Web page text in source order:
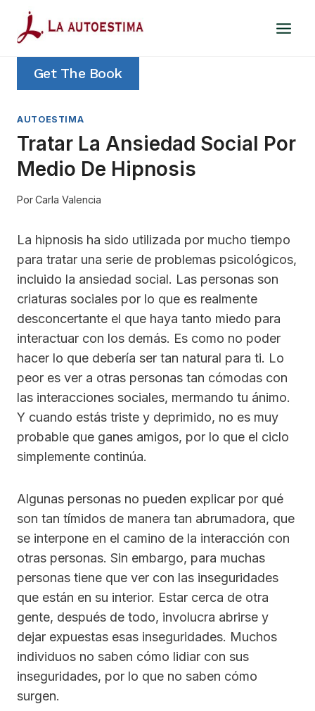
Saltar
contenido
Get The Book
AUTOESTIMA
Tratar La Ansiedad Social Por
Medio De Hipnosis
PorCarla Valencia
La hipnosis ha sido utilizada por mucho tiempo
para tratar una serie de problemas psicológicos,
incluido la ansiedad social. Las personas son
criaturas sociales por lo que es realmente
desconcertante el que haya tanto miedo para
interactuar con los demás. Es como no poder
hacer lo que debería ser tan natural para ti. Lo
peor es ver a otras personas tan cómodas con
las interacciones sociales, mermando tu ánimo.
Y cuando estás triste y deprimido, no es muy
probable que ganes amigos, por lo que el ciclo
simplemente continúa.
Algunas personas no pueden explicar por qué
son tan tímidos de manera tan abrumadora, que
se interpone en el camino de la interacción con
otras personas. Sin embargo, para muchas
personas tiene que ver con las inseguridades
que están en su interior. Estar cerca de otra
gente, después de todo, involucra abrirse y
dejar expuestas esas inseguridades. Muchos
individuos no saben cómo lidiar con sus
inseguridades, por lo que no saben cómo
surgen.